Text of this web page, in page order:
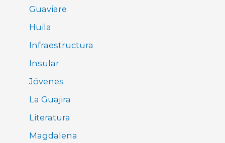
Guaviare
Huila
Infraestructura
Insular
Jóvenes
La Guajira
Literatura
Magdalena